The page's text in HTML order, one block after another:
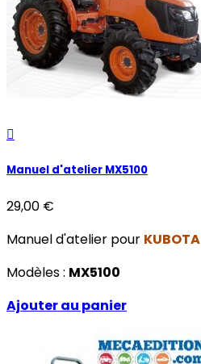

Manuel d'atelier MX5100
29,00 €
Manuel d'atelier pour KUBOTA
Modèles : MX5100
Ajouter au panier